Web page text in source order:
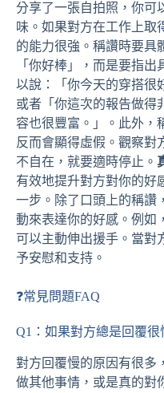
分享了一張自拍照，你可
味。如果對方在工作上取
的能力很強。稱讚時要具
「你好棒」，而是要指
以說：「你今天的穿搭很
或者「你這次的報告做得
容也很豐富。」。此外，
反而會顯得虛假。觀察對
不自在，就要適時停止。
有效地提升對方對你的好
一步。除了口頭上的稱讚
動來表達你的好感。例如
可以主動伸出援手。當對
予安慰和支持。
❓常見問題FAQ
Q1：如果對方總是回覆很
對方回覆慢的原因有很多
做其他事情，或是真的對